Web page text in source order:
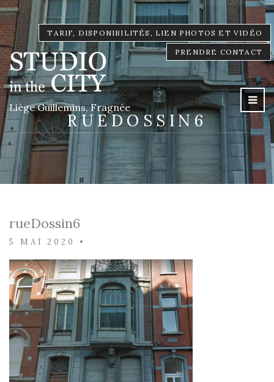
TARIF, DISPONIBILITÉS, LIEN PHOTOS ET VIDÉO
PRENDRE CONTACT
Liège Guillemins, Fragnée
RUEDOSSIN6
rueDossin6
5 MAI 2020 •